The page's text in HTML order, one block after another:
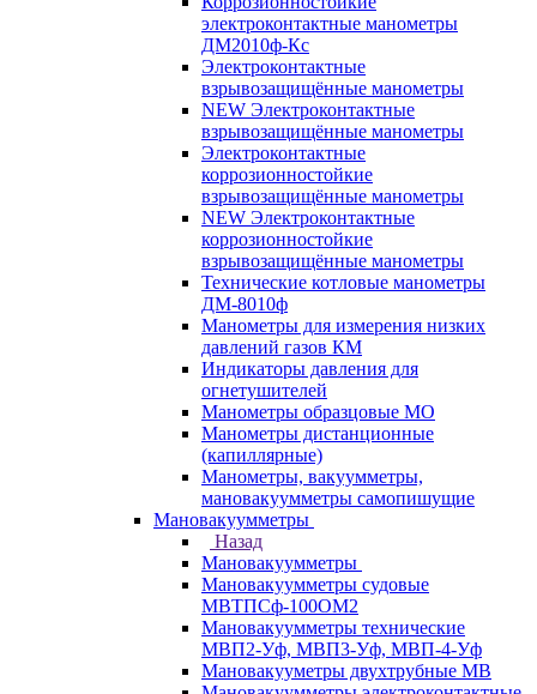
электроконтактные манометры
ДМ2010ф-Кс
Электроконтактные
взрывозащищённые манометры
NEW Электроконтактные
взрывозащищённые манометры
Электроконтактные
коррозионностойкие
взрывозащищённые манометры
NEW Электроконтактные
коррозионностойкие
взрывозащищённые манометры
Технические котловые манометры
ДМ-8010ф
Манометры для измерения низких
давлений газов КМ
Индикаторы давления для
огнетушителей
Манометры образцовые МО
Манометры дистанционные
(капиллярные)
Манометры, вакуумметры,
мановакуумметры самопишущие
Мановакуумметры
Назад
Мановакуумметры
Мановакуумметры судовые
МВТПСф-100ОМ2
Мановакуумметры технические
МВП2-Уф, МВП3-Уф, МВП-4-Уф
Мановакууметры двухтрубные МВ